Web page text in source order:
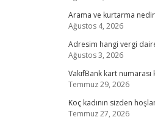
Arama ve kurtarma nedir
Ağustos 4, 2026
Adresim hangi vergi
Ağustos 3, 2026
VakıfBank kart numarası
Temmuz 29, 2026
Koç kadının sizden
Temmuz 27, 2026